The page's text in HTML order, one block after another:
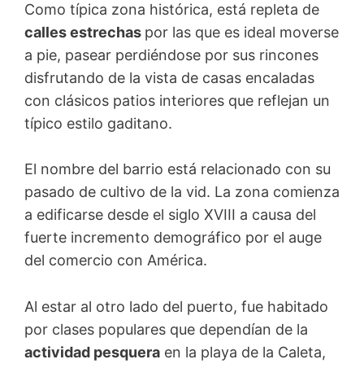
Como típica zona histórica, está repleta de
calles estrechas por las que es ideal moverse
a pie, pasear perdiéndose por sus rincones
disfrutando de la vista de casas encaladas
con clásicos patios interiores que reflejan un
típico estilo gaditano.
El nombre del barrio está relacionado con su
pasado de cultivo de la vid. La zona comienza
a edificarse desde el siglo XVIII a causa del
fuerte incremento demográfico por el auge
del comercio con América.
Al estar al otro lado del puerto, fue habitado
por clases populares que dependían de la
actividad pesquera en la playa de la Caleta,